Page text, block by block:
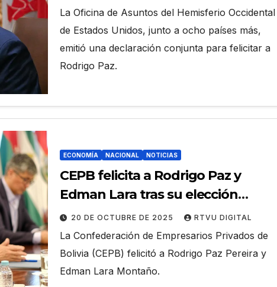
La Oficina de Asuntos del Hemisferio Occidental
de Estados Unidos, junto a ocho países más,
emitió una declaración conjunta para felicitar a
Rodrigo Paz.
ECONOMÍA NACIONAL NOTICIAS
CEPB felicita a Rodrigo Paz y
Edman Lara tras su elección
presidencial
20 DE OCTUBRE DE 2025 RTVU DIGITAL
La Confederación de Empresarios Privados de
Bolivia (CEPB) felicitó a Rodrigo Paz Pereira y
Edman Lara Montaño.